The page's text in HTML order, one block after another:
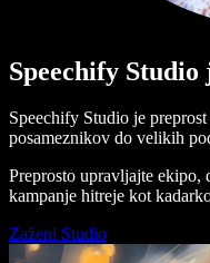
Speechify Studio
Speechify Studio je
posameznikov do velikih
Preprosto upravljajte ekipo,
kampanje hitreje kot
Zaženi Studio